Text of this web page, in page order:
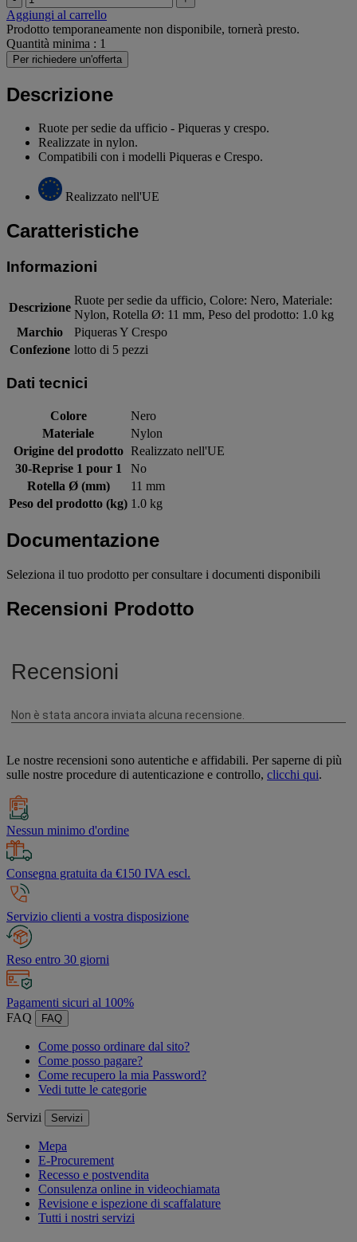
Aggiungi al carrello
Prodotto temporaneamente non disponibile, tornerà presto.
Quantità minima : 1
Per richiedere un'offerta
Descrizione
Ruote per sedie da ufficio - Piqueras y crespo.
Realizzate in nylon.
Compatibili con i modelli Piqueras e Crespo.
Realizzato nell'UE
Caratteristiche
Informazioni
Descrizione
Ruote per sedie da ufficio, Colore: Nero, Materiale:
Nylon, Rotella Ø: 11 mm, Peso del prodotto: 1.0 kg
Marchio
Piqueras Y Crespo
Confezione lotto di 5 pezzi
Dati tecnici
Colore
Nero
Materiale
Nylon
Origine del prodotto Realizzato nell'UE
30-Reprise 1 pour 1
No
Rotella Ø (mm)
11 mm
Peso del prodotto (kg) 1.0 kg
Documentazione
Seleziona il tuo prodotto per consultare i documenti disponibili
Recensioni Prodotto
Le nostre recensioni sono autentiche e affidabili. Per saperne di più
sulle nostre procedure di autenticazione e controllo, clicchi qui.
Nessun minimo d'ordine
Consegna gratuita da €150 IVA escl.
Servizio clienti a vostra disposizione
Reso entro 30 giorni
Pagamenti sicuri al 100%
FAQ
FAQ
Come posso ordinare dal sito?
Come posso pagare?
Come recupero la mia Password?
Vedi tutte le categorie
Servizi Servizi
Mepa
E-Procurement
Recesso e postvendita
Consulenza online in videochiamata
Revisione e ispezione di scaffalature
Tutti i nostri servizi